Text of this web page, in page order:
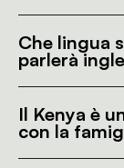
Che lingua
parlerà
Il Kenya è
con la